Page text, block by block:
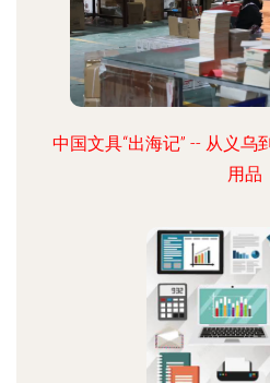
中国文具“出海记” -- 从义乌
用品